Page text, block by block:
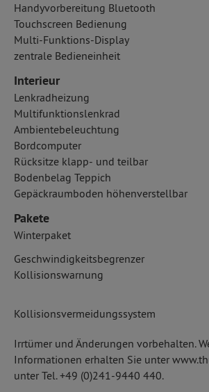
Handyvorbereitung Bluetooth
Touchscreen Bedienung
Multi-Funktions-Display
zentrale Bedieneinheit
Interieur
Lenkradheizung
Multifunktionslenkrad
Ambientebeleuchtung
Bordcomputer
Rücksitze klapp- und teilbar
Bodenbelag Teppich
Gepäckraumboden höhenverstellbar
Pakete
Winterpaket
Geschwindigkeitsbegrenzer
Kollisionswarnung
Kollisionsvermeidungssystem
Irrtümer und Änderungen vorbehalten.
Informationen erhalten Sie unter
unter Tel. +49 (0)241-9440 440.